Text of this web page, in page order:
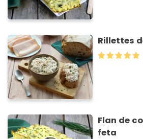
Rillettes
Flan de
feta